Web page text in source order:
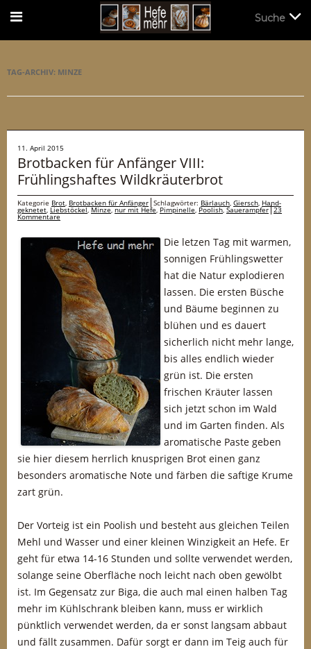
TAG-ARCHIV: MINZE
11. April 2015
Brotbacken für Anfänger VIII:
Frühlingshaftes Wildkräuterbrot
Kategorie Brot, Brotbacken für Anfänger Schlagwörter: Bärlauch, Giersch, Hand-
geknetet, Liebstöckel,Minze,nur mit Hefe, Pimpinelle, Poolish,Sauerampfer 23
Kommentare
Die letzen Tag mit warmen,
sonnigen Frühlingswetter
hat die Natur explodieren
lassen. Die ersten Büsche
und Bäume beginnen zu
blühen und es dauert
sicherlich nicht mehr lange,
bis alles endlich wieder
grün ist. Die ersten
frischen Kräuter lassen
sich jetzt schon im Wald
und im Garten finden. Als
aromatische Paste geben
sie hier diesem herrlich knusprigen Brot einen ganz
besonders aromatische Note und färben die saftige Krume
zart grün.
Der Vorteig ist ein Poolish und besteht aus gleichen Teilen
Mehl und Wasser und einer kleinen Winzigkeit an Hefe. Er
geht für etwa 14-16 Stunden und sollte verwendet werden,
solange seine Oberfläche noch leicht nach oben gewölbt
ist. Im Gegensatz zur Biga, die auch mal einen halben Tag
mehr im Kühlschrank bleiben kann, muss er wirklich
pünktlich verwendet werden, da er sonst langsam abbaut
und fällt zusammen. Dafür sorgt er dann im Teig auch für
Suche
Suche